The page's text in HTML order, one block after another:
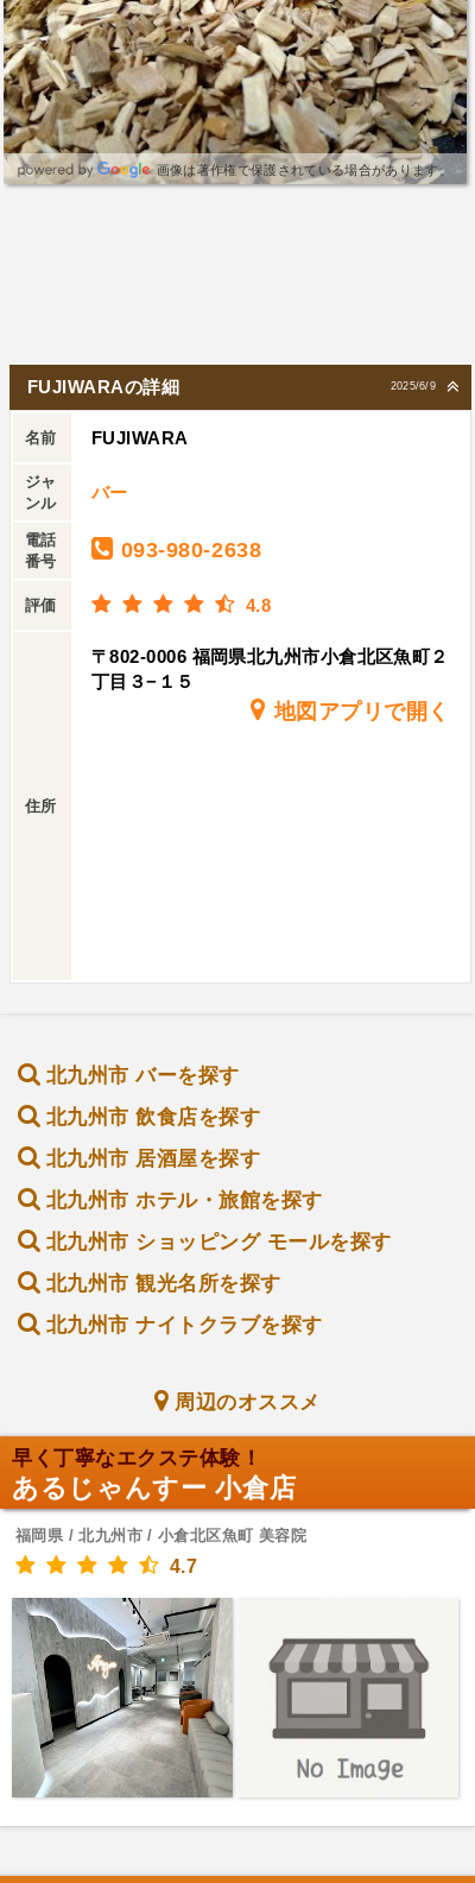
画像は著作権で保護されている場合があります。
2025/6/9
FUJlWARAの詳細
名前 FUJlWARA
ジャ
ンル
バー
電話
番号
093-980-2638
評価 4.8
住所
〒802-0006 福岡県北九州市小倉北区魚町２
丁目３−１５
地図アプリで開く
北九州市 バーを探す
北九州市 飲食店を探す
北九州市 居酒屋を探す
北九州市 ホテル・旅館を探す
北九州市 ショッピング モールを探す
北九州市 観光名所を探す
北九州市 ナイトクラブを探す
周辺のオススメ
早く丁寧なエクステ体験！
あるじゃんすー 小倉店
福岡県 / 北九州市 / 小倉北区魚町 美容院
4.7